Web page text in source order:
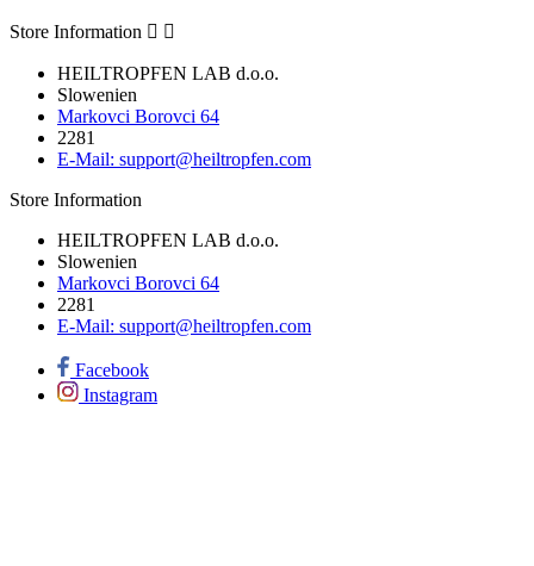
Store Information  
HEILTROPFEN LAB d.o.o.
Slowenien
Markovci Borovci 64
2281
E-Mail: support@heiltropfen.com
Store Information
HEILTROPFEN LAB d.o.o.
Slowenien
Markovci Borovci 64
2281
E-Mail: support@heiltropfen.com
Facebook
Instagram